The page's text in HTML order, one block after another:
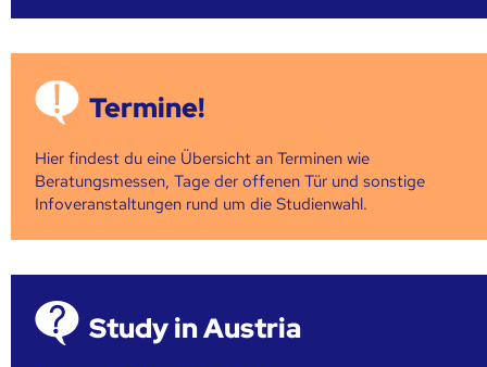
Termine!
Hier findest du eine Übersicht an Terminen wie
Beratungsmessen, Tage der offenen Tür und sonstige
Infoveranstaltungen rund um die Studienwahl.
Study in Austria